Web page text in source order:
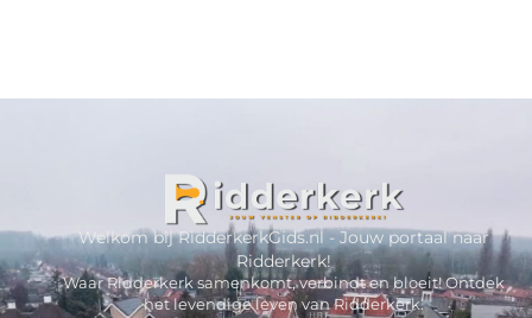
Welkom bij RidderkerkGids.nl - Jouw portaal naar
Ridderkerk!
Waar Ridderkerk samenkomt, verbindt en bloeit! Ontdek
het levendige leven van Ridderkerk.